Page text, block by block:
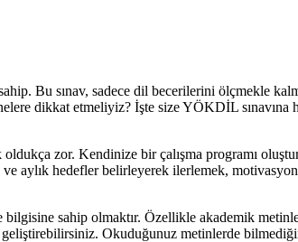
Bu sınav, sadece dil becerilerini ölçmekle
dikkat etmeliyiz? İşte size YÖKDİL sınavına
zor. Kendinize bir çalışma programı
aylık hedefler belirleyerek ilerlemek,
sahip olmaktır. Özellikle akademik
Okuduğunuz metinlerde